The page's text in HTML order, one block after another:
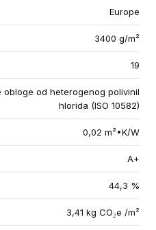
Europe
3400 g/m²
19
obloge od heterogenog polivinil
hlorida (ISO 10582)
0,02 m²•K/W
A+
44,3 %
3,41 kg CO₂e /m²